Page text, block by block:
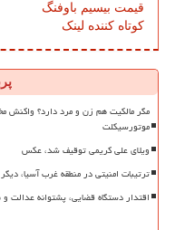
قیمت بیسیم باوفنگ
کوتاه کننده لینک
مگر مالکیت هم زن و مرد دارد؟ واکنش
موتورسیکلت
ویلای علی کریمی توقیف شد، عکس
ترتیبات امنیتی در منطقه غرب آسیا،
اقتدار دستگاه قضایی، پشتوانه